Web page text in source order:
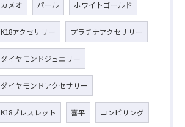
カメオ パール ホワイトゴールド
K18アクセサリー プラチナアクセサリー
ダイヤモンドジュエリー
ダイヤモンドアクセサリー
K18ブレスレット 喜平 コンビリング